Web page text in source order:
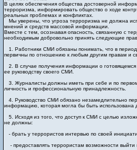
В целях обеспечения общества достоверной
терроризма, информировать общество о ходе
реальных проблемах и конфликтах.
Мы уверены, что угроза терроризма не должна
мнений и средств массовой информации.
Вместе с тем, осознавая опасность, связанную с
необходимым добровольно принять следующие
1. Работники СМИ обязаны понимать, что в период
первичны по отношению к любым другим правам и
2. В случае получения информации о
ее руководству своего СМИ.
3. Журналисты должны иметь при себе и по
личность и профессиональную принадлежность.
4. Руководство СМИ обязано незамедлительно
информацию, которая могла бы быть использована
5. Исходя из того, что доступ к СМИ с целью
не должны:
- брать у террористов интервью по своей
- предоставлять террористам возможности